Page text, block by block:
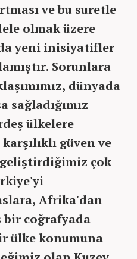
ve bu suretle
olmak üzere
yeni inisiyatifler
Sorunlara
dünyada
sağladığımız
ülkelere
güven ve
çok
Afrika'dan
bir coğrafyada
ülke konumuna